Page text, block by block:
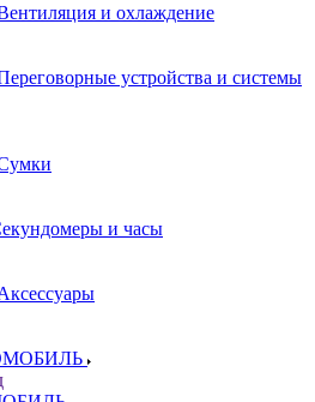
и охлаждение
устройства и системы
и часы